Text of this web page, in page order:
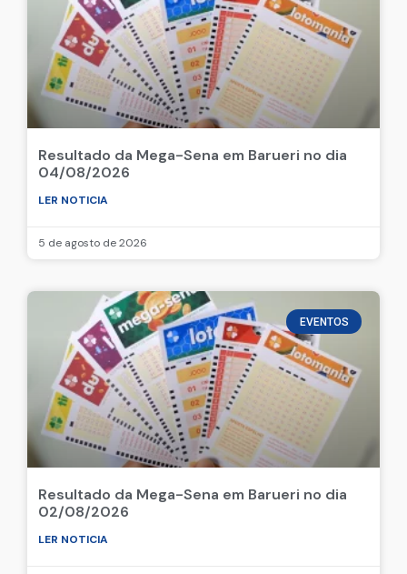
Resultado da Mega-Sena em Barueri no dia
04/08/2026
LER NOTICIA
5 de agosto de 2026
EVENTOS
Resultado da Mega-Sena em Barueri no dia
02/08/2026
LER NOTICIA